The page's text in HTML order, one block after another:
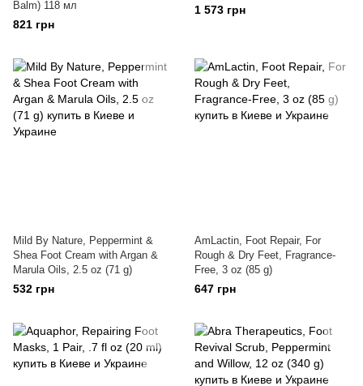
Balm) 118 мл
821 грн
1 573 грн
Mild By Nature, Peppermint &
Shea Foot Cream with Argan &
Marula Oils, 2.5 oz (71 g)
532 грн
AmLactin, Foot Repair, For
Rough & Dry Feet, Fragrance-
Free, 3 oz (85 g)
647 грн